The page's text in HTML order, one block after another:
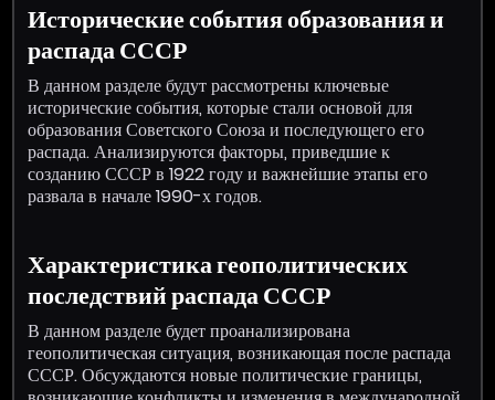
Исторические события образования и
распада СССР
В данном разделе будут рассмотрены ключевые
исторические события, которые стали основой для
образования Советского Союза и последующего его
распада. Анализируются факторы, приведшие к
созданию СССР в 1922 году и важнейшие этапы его
развала в начале 1990-х годов.
Характеристика геополитических
последствий распада СССР
В данном разделе будет проанализирована
геополитическая ситуация, возникающая после распада
СССР. Обсуждаются новые политические границы,